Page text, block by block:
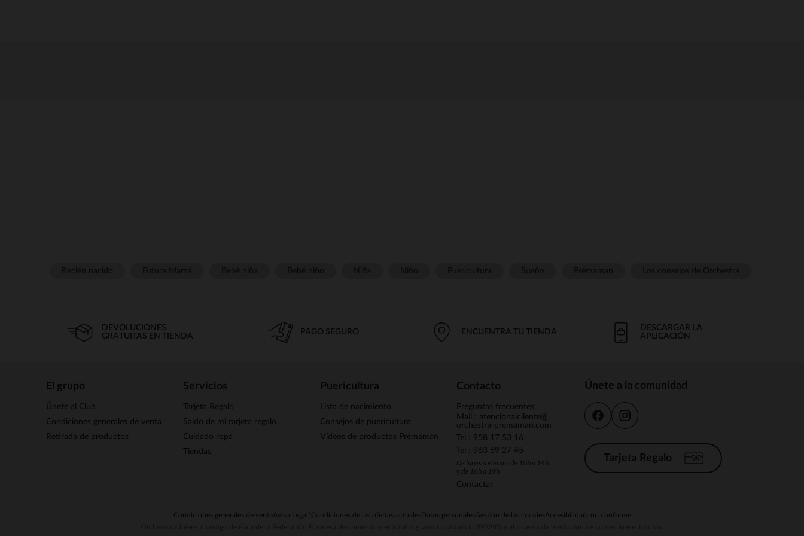
DEVOLUCIONES
GRATUITAS EN TIENDA
PAGO SEGURO ENCUENTRA TU TIENDA
DESCARGAR LA
APLICACIÓN
El grupo
Únete al Club
Condiciones generales de venta
Retirada de productos
Servicios
Tarjeta Regalo
Saldo de mi tarjeta regalo
Cuidado ropa
Tiendas
Puericultura
Lista de nacimiento
Consejos de puericultura
Vídeos de productos Prémaman
Contacto
Preguntas frecuentes
Mail : atencionalcliente@
orchestra-premaman.com
Tel : 958 17 53 16
Tel : 963 69 27 45
De lunes a viernes de 10h a 14h
y de 16h a 19h
Contactar
Únete a la comunidad
Tarjeta Regalo
Condiciones generales de ventaAviso Legal *Condiciones de las ofertas actuales Datos personalesGestión de las cookiesAccesibilidad: no conforme